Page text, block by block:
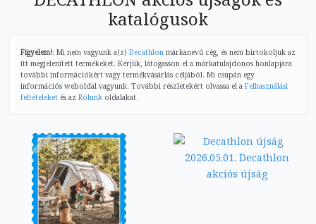
katalógusok
Figyelem!: Mi nem vagyunk a(z) Decathlon márkanevű cég, és nem birtokoljuk az
itt megjelenített termékeket. Kérjük, látogasson el a márkatulajdonos honlapjára
további információkért vagy termékvásárlás céljából. Mi csupán egy
információs weboldal vagyunk. További részletekért olvassa el a Felhasználási
feltételeket és az Rólunk oldalakat.